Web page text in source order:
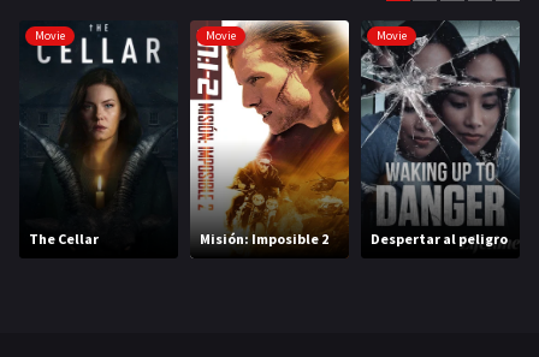
Movie
The Cellar
Movie
Misión: Imposible 2
Movie
Despertar al peligro